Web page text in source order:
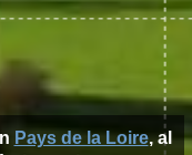
Pays de la Loire, al